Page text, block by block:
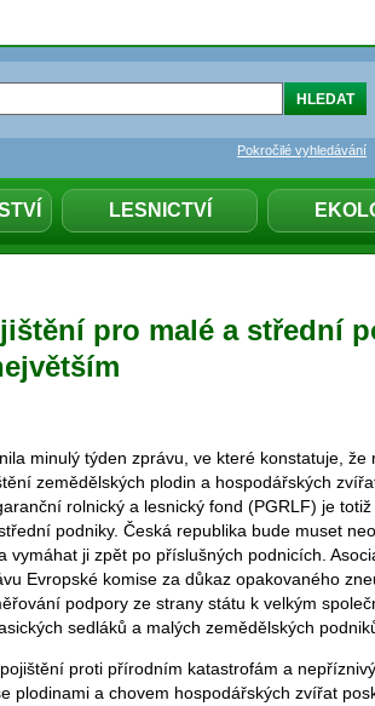
LESNICTVÍ
Pokročilé vyhledávání
pro malé a střední
minulý týden zprávu, ve které konstatuje,
zemědělských plodin a hospodářských
rolnický a lesnický fond (PGRLF) je
podniky. Česká republika bude muset
vymáhat ji zpět po příslušných podnicích.
Evropské komise za důkaz opakovaného
podpory ze strany státu k velkým
sedláků a malých zemědělských
proti přírodním katastrofám a
plodinami a chovem hospodářských zvířat